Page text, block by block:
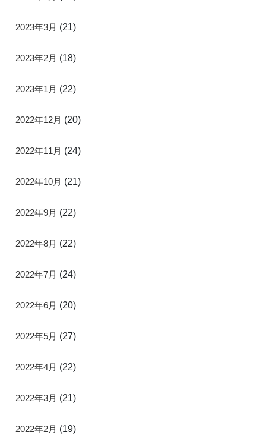
2023年3月 (21)
2023年2月 (18)
2023年1月 (22)
2022年12月 (20)
2022年11月 (24)
2022年10月 (21)
2022年9月 (22)
2022年8月 (22)
2022年7月 (24)
2022年6月 (20)
2022年5月 (27)
2022年4月 (22)
2022年3月 (21)
2022年2月 (19)